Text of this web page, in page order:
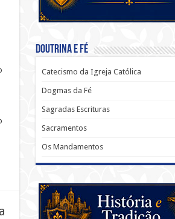
Doutrina e Fé
Catecismo da Igreja Católica
Dogmas da Fé
Sagradas Escrituras
Sacramentos
Os Mandamentos